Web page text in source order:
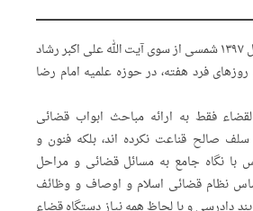
خارج فقه القضاء، از سال ۱۳۹۷ شمسی از سوی آیت الله علی اکبر رشاد
فرد هفته، در حوزه علمیه امام رضا
فقط به ارائه مباحث ابواب قضائی
صالح قناعت نکرده اند، بلکه فنون و
نگاه جامع به مسائل قضائی و مراحل
نظام قضائی اسلام و اوصاف و وظائف
دادرسی و با لحاظ همه نیاز دستگاه قضاء